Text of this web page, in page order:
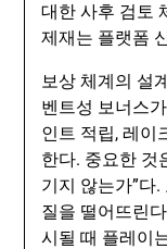
대한 사후 검토
제재는 플랫폼
보상 체계의 설
벤트성 보너스
인트 적립, 레이
한다. 중요한 것
기지 않는가”다
질을 떨어뜨린
시될 때 플레이